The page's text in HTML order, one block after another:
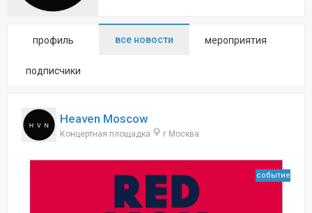
профиль все новости мероприятия
подписчики
Heaven Moscow
Концертная площадка г Москва
событие